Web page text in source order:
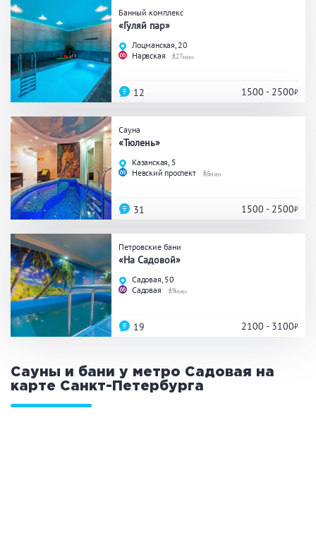
до 10 человек
от 20 человек
Банные услуги
Массаж
Кедровая бочка
СПА
Гидромассаж
Банный чан
Общие
Круглосуточно
Банный комплекс
Аква-зона
Банный комплекс
«Гуляй пар»
Лоцманская, 20
Нарвская
27
1500 - 2500
12
Сауна
«Тюлень»
Казанская, 5
Невский проспект
6
1500 - 2500
31
Петровские бани
«На Садовой»
Садовая, 50
Садовая
9
2100 - 3100
19
Сауны и бани у метро Садовая на
карте Санкт-Петербурга